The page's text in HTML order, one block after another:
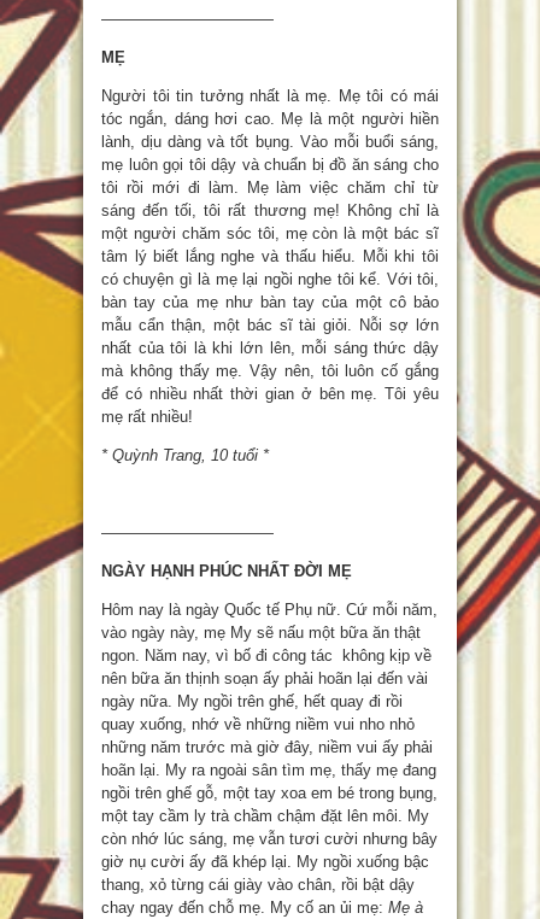
———————————
MẸ
Người tôi tin tưởng nhất là mẹ. Mẹ tôi có mái
tóc ngắn, dáng hơi cao. Mẹ là một người hiền
lành, dịu dàng và tốt bụng. Vào mỗi buổi sáng,
mẹ luôn gọi tôi dậy và chuẩn bị đồ ăn sáng cho
tôi rồi mới đi làm. Mẹ làm việc chăm chỉ từ
sáng đến tối, tôi rất thương mẹ! Không chỉ là
một người chăm sóc tôi, mẹ còn là một bác sĩ
tâm lý biết lắng nghe và thấu hiểu. Mỗi khi tôi
có chuyện gì là mẹ lại ngồi nghe tôi kể. Với tôi,
bàn tay của mẹ như bàn tay của một cô bảo
mẫu cẩn thận, một bác sĩ tài giỏi. Nỗi sợ lớn
nhất của tôi là khi lớn lên, mỗi sáng thức dậy
mà không thấy mẹ. Vậy nên, tôi luôn cố gắng
để có nhiều nhất thời gian ở bên mẹ. Tôi yêu
mẹ rất nhiều!
* Quỳnh Trang, 10 tuổi *
———————————
NGÀY HẠNH PHÚC NHẤT ĐỜI MẸ
Hôm nay là ngày Quốc tế Phụ nữ. Cứ mỗi năm,
vào ngày này, mẹ My sẽ nấu một bữa ăn thật
ngon. Năm nay, vì bố đi công tác không kịp về
nên bữa ăn thịnh soạn ấy phải hoãn lại đến vài
ngày nữa. My ngồi trên ghế, hết quay đi rồi
quay xuống, nhớ về những niềm vui nho nhỏ
những năm trước mà giờ đây, niềm vui ấy phải
hoãn lại. My ra ngoài sân tìm mẹ, thấy mẹ đang
ngồi trên ghế gỗ, một tay xoa em bé trong bụng,
một tay cầm ly trà chầm chậm đặt lên môi. My
còn nhớ lúc sáng, mẹ vẫn tươi cười nhưng bây
giờ nụ cười ấy đã khép lại. My ngồi xuống bậc
thang, xỏ từng cái giày vào chân, rồi bật dậy
chay ngay đến chỗ mẹ. My cố an ủi mẹ: Mẹ à